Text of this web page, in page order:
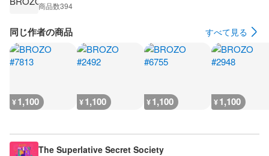
商品数394
同じ作者の商品 すべて見る
¥1,100 ¥1,100 ¥1,100 ¥1,100
The Superlative Secret Society